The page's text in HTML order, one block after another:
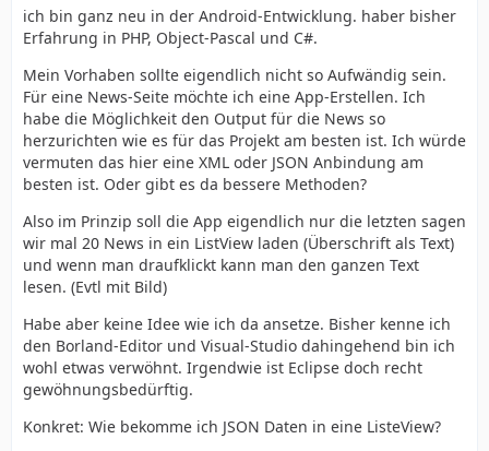
ich bin ganz neu in der Android-Entwicklung. haber bisher
Erfahrung in PHP, Object-Pascal und C#.
Mein Vorhaben sollte eigendlich nicht so Aufwändig sein.
Für eine News-Seite möchte ich eine App-Erstellen. Ich
habe die Möglichkeit den Output für die News so
herzurichten wie es für das Projekt am besten ist. Ich würde
vermuten das hier eine XML oder JSON Anbindung am
besten ist. Oder gibt es da bessere Methoden?
Also im Prinzip soll die App eigendlich nur die letzten sagen
wir mal 20 News in ein ListView laden (Überschrift als Text)
und wenn man draufklickt kann man den ganzen Text
lesen. (Evtl mit Bild)
Habe aber keine Idee wie ich da ansetze. Bisher kenne ich
den Borland-Editor und Visual-Studio dahingehend bin ich
wohl etwas verwöhnt. Irgendwie ist Eclipse doch recht
gewöhnungsbedürftig.
Konkret: Wie bekomme ich JSON Daten in eine ListeView?